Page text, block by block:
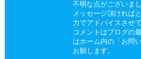
不明な点がございま
メッセージ頂ければ
力でアドバイスさせ
コメントはブログの
はホーム内の「お問
お願します。